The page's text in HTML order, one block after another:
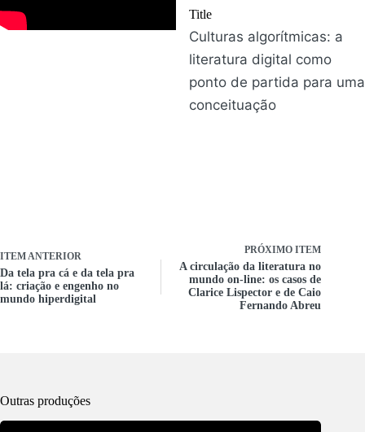
Title
Culturas algorítmicas: a
literatura digital como
ponto de partida para uma
conceituação
ITEM ANTERIOR
Da tela pra cá e da tela pra
lá: criação e engenho no
mundo hiperdigital
PRÓXIMO ITEM
A circulação da literatura no
mundo on-line: os casos de
Clarice Lispector e de Caio
Fernando Abreu
Outras produções